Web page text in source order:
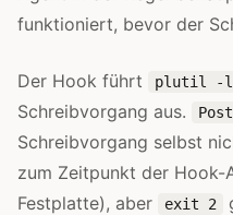
funktioniert, bevor der
Der Hook führt plutil -
Schreibvorgang aus.
Schreibvorgang selbst
zum Zeitpunkt der Hook-
Festplatte), aber
exit 2